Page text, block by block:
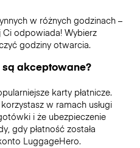
w różnych godzinach –
odpowiada! Wybierz
godziny otwarcia.
akceptowane?
karty płatnicze.
w ramach usługi
i że ubezpieczenie
gdy płatność została
LuggageHero.